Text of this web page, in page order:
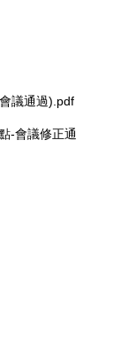
議通過).pdf
-會議修正通